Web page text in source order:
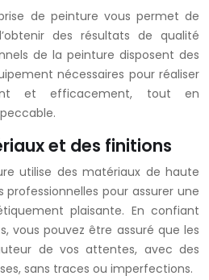
de peinture vous permet de
des résultats de qualité
de la peinture disposent des
nécessaires pour réaliser
et efficacement, tout en
et des finitions
utilise des matériaux de haute
pour assurer une
plaisante. En confiant
vous pouvez être assuré que les
de vos attentes, avec des
sans traces ou imperfections.